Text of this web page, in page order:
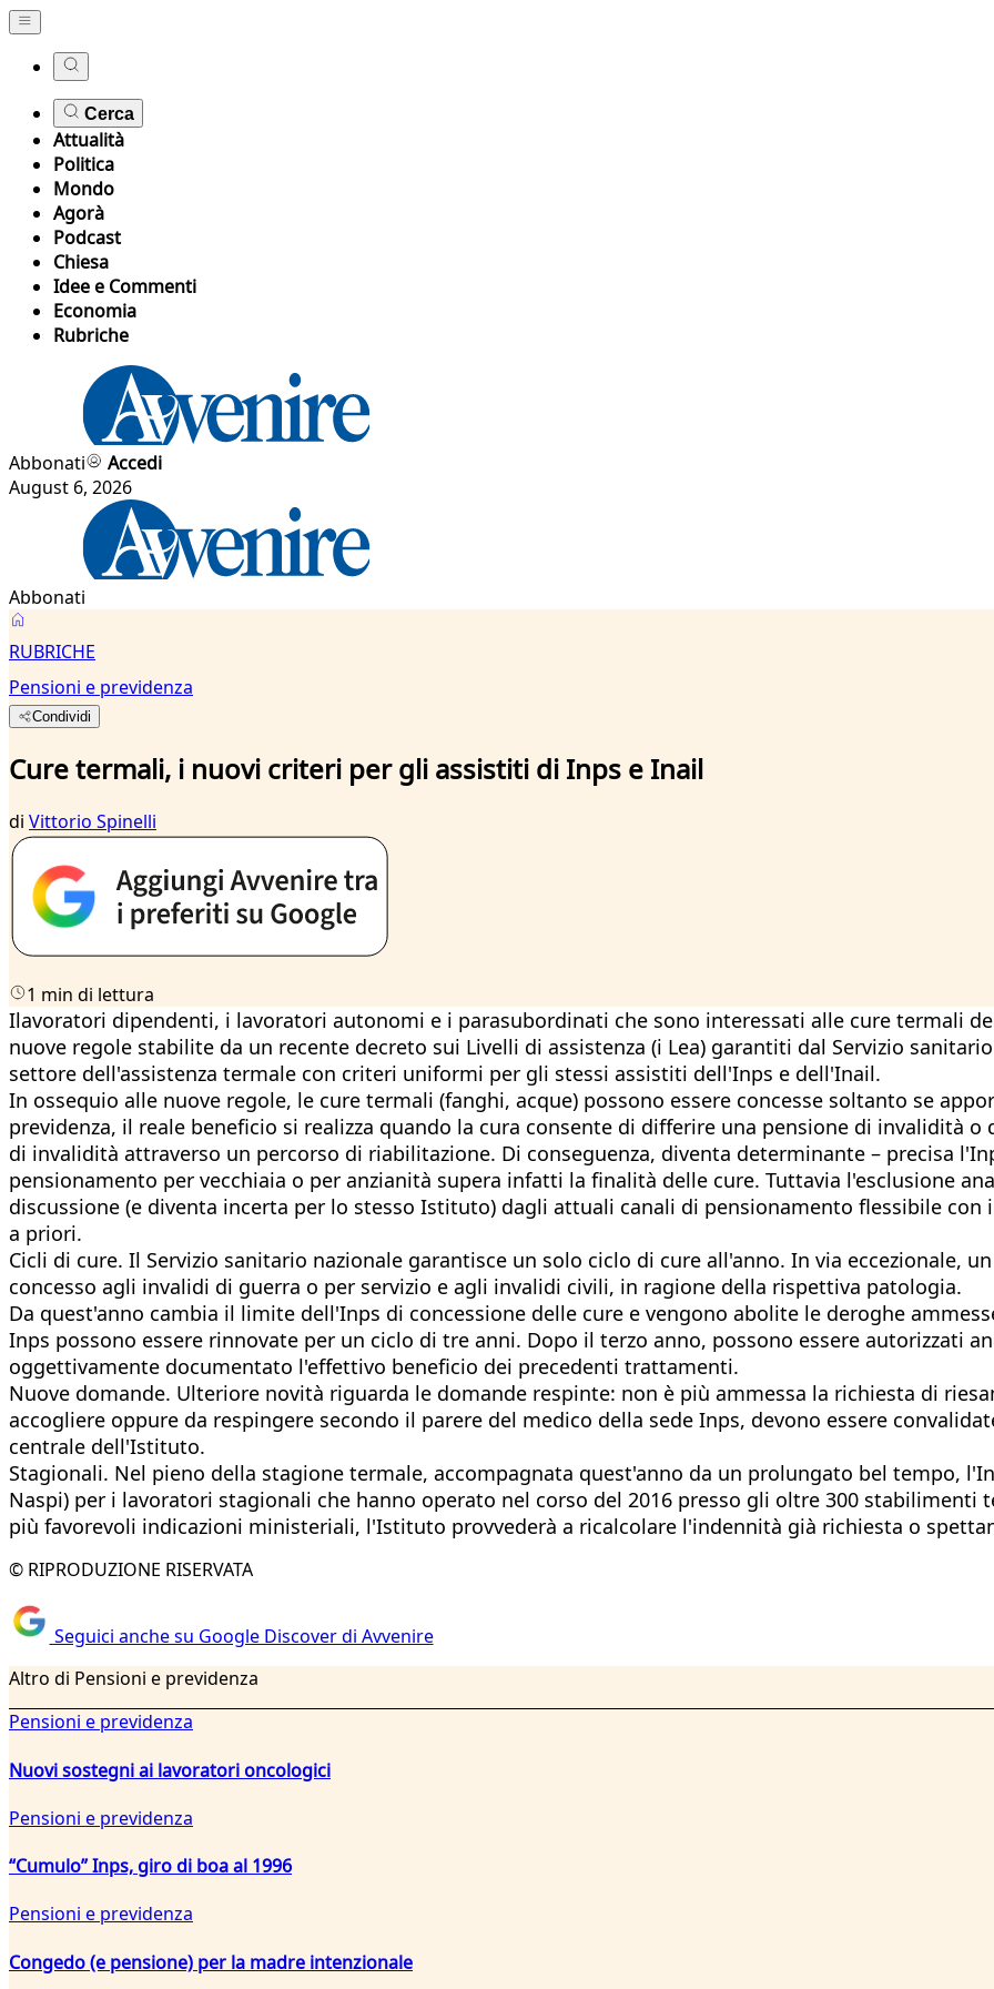
Cerca
Attualità
Politica
Mondo
Agorà
Podcast
Chiesa
Idee e Commenti
Economia
Rubriche
Abbonati
Accedi
August 6, 2026
Abbonati
RUBRICHE
Pensioni e previdenza
Condividi
Cure termali, i nuovi criteri per gli assistiti di Inps e Inail
di Vittorio Spinelli
1 min di lettura
Ilavoratori dipendenti, i lavoratori autonomi e i parasubordinati che sono interessati alle cure termali
nuove regole stabilite da un recente decreto sui Livelli di assistenza (i Lea) garantiti dal Servizio
settore dell'assistenza termale con criteri uniformi per gli stessi assistiti dell'Inps e dell'Inail.
In ossequio alle nuove regole, le cure termali (fanghi, acque) possono essere concesse soltanto se
previdenza, il reale beneficio si realizza quando la cura consente di differire una pensione di invalidità
di invalidità attraverso un percorso di riabilitazione. Di conseguenza, diventa determinante – precisa
pensionamento per vecchiaia o per anzianità supera infatti la finalità delle cure. Tuttavia l'esclusione
discussione (e diventa incerta per lo stesso Istituto) dagli attuali canali di pensionamento flessibile
a priori.
Cicli di cure. Il Servizio sanitario nazionale garantisce un solo ciclo di cure all'anno. In via eccezionale,
concesso agli invalidi di guerra o per servizio e agli invalidi civili, in ragione della rispettiva patologia.
Da quest'anno cambia il limite dell'Inps di concessione delle cure e vengono abolite le deroghe
Inps possono essere rinnovate per un ciclo di tre anni. Dopo il terzo anno, possono essere autorizzati
oggettivamente documentato l'effettivo beneficio dei precedenti trattamenti.
Nuove domande. Ulteriore novità riguarda le domande respinte: non è più ammessa la richiesta di
accogliere oppure da respingere secondo il parere del medico della sede Inps, devono essere
centrale dell'Istituto.
Stagionali. Nel pieno della stagione termale, accompagnata quest'anno da un prolungato bel tempo,
Naspi) per i lavoratori stagionali che hanno operato nel corso del 2016 presso gli oltre 300 stabilimenti
più favorevoli indicazioni ministeriali, l'Istituto provvederà a ricalcolare l'indennità già richiesta o
© RIPRODUZIONE RISERVATA
Seguici anche su Google Discover di Avvenire
Altro di Pensioni e previdenza
Pensioni e previdenza
Nuovi sostegni ai lavoratori oncologici
Pensioni e previdenza
“Cumulo” Inps, giro di boa al 1996
Pensioni e previdenza
Congedo (e pensione) per la madre intenzionale